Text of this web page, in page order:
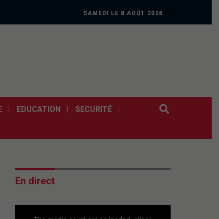
SAMEDI LE 8 AOÛT 2026
EDUCATION SECURITÉ
En direct